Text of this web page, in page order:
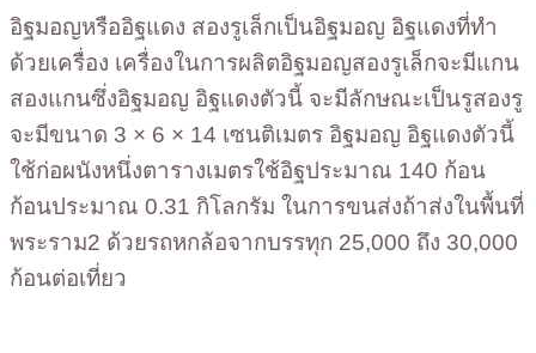
อิฐมอญหรืออิฐแดง สองรูเล็กเป็นอิฐมอญ อิฐแดงที่ทำ
ด้วยเครื่อง เครื่องในการผลิตอิฐมอญสองรูเล็กจะมีแกน
สองแกนซึ่งอิฐมอญ อิฐแดงตัวนี้ จะมีลักษณะเป็นรูสองรู
จะมีขนาด 3 × 6 × 14 เซนติเมตร อิฐมอญ อิฐแดงตัวนี้
ใช้ก่อผนังหนึ่งตารางเมตรใช้อิฐประมาณ 140 ก้อน
ก้อนประมาณ 0.31 กิโลกรัม ในการขนส่งถ้าส่งในพื้นที่
พระราม2 ด้วยรถหกล้อจากบรรทุก 25,000 ถึง 30,000
ก้อนต่อเที่ยว